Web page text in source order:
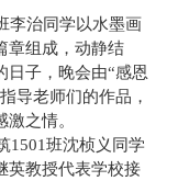
李治同学以水墨画
章组成，动静结
日子，晚会由“感恩
导老师们的作品，
之情。
1501班沈桢义同学
英教授代表学校接